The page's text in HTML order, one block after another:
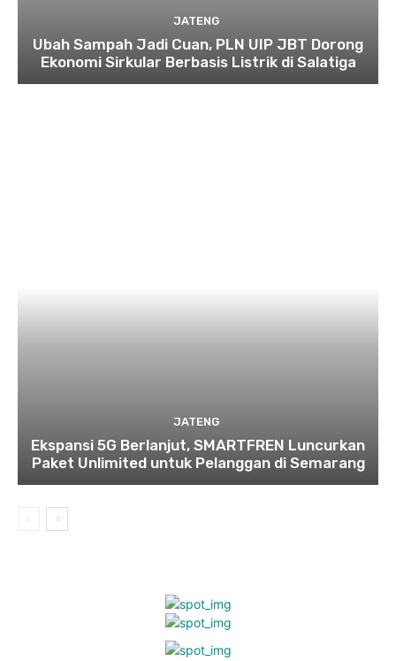
JATENG
Ubah Sampah Jadi Cuan, PLN UIP JBT Dorong
Ekonomi Sirkular Berbasis Listrik di Salatiga
JATENG
Ekspansi 5G Berlanjut, SMARTFREN Luncurkan
Paket Unlimited untuk Pelanggan di Semarang